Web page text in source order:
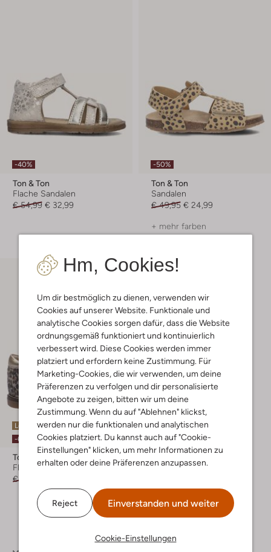
Hm, Cookies!
Um dir bestmöglich zu dienen, verwenden wir
Cookies auf unserer Website. Funktionale und
analytische Cookies sorgen dafür, dass die Website
ordnungsgemäß funktioniert und kontinuierlich
verbessert wird. Diese Cookies werden immer
platziert und erfordern keine Zustimmung. Für
Marketing-Cookies, die wir verwenden, um deine
Präferenzen zu verfolgen und dir personalisierte
Angebote zu zeigen, bitten wir um deine
Zustimmung. Wenn du auf "Ablehnen" klickst,
werden nur die funktionalen und analytischen
Cookies platziert. Du kannst auch auf "Cookie-
Einstellungen" klicken, um mehr Informationen zu
erhalten oder deine Präferenzen anzupassen.
Reject Einverstanden und weiter
Cookie-Einstellungen
-40%
Ton & Ton
Flache Sandalen
€ 54,99 € 32,99
-50%
Ton & Ton
Sandalen
€ 49,95 € 24,99
+ mehr farben
Letzte Größen
-60%
Ton & Ton
Flache Sandalen
€ 59,95